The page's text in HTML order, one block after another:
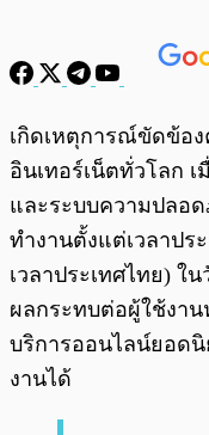
เกิดเหตุการณ์ขัดข้อ
อินเทอร์เน็ตทั่วโลก เ
และระบบความปลอ
ทำงานตั้งแต่เวลาปร
เวลาประเทศไทย) ใ
ผลกระทบต่อผู้ใช้งา
บริการออนไลน์ยอด
งานได้